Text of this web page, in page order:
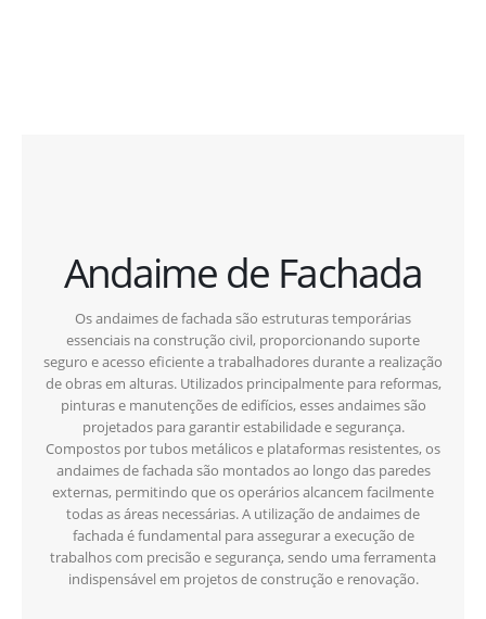
Andaime de Fachada
Os andaimes de fachada são estruturas temporárias
essenciais na construção civil, proporcionando suporte
seguro e acesso eficiente a trabalhadores durante a realização
de obras em alturas. Utilizados principalmente para reformas,
pinturas e manutenções de edifícios, esses andaimes são
projetados para garantir estabilidade e segurança.
Compostos por tubos metálicos e plataformas resistentes, os
andaimes de fachada são montados ao longo das paredes
externas, permitindo que os operários alcancem facilmente
todas as áreas necessárias. A utilização de andaimes de
fachada é fundamental para assegurar a execução de
trabalhos com precisão e segurança, sendo uma ferramenta
indispensável em projetos de construção e renovação.